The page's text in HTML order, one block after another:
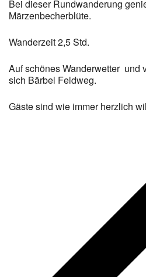
Bei dieser Rundwanderung
Märzenbecherblüte.
Wanderzeit 2,5 Std.
Auf schönes Wanderwetter und
sich Bärbel Feldweg.
Gäste sind wie immer herzlich